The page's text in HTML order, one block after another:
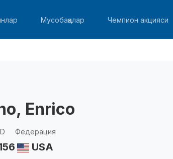
Мусобақалар Чемпион акцияси
Enrico
Федерация
USA